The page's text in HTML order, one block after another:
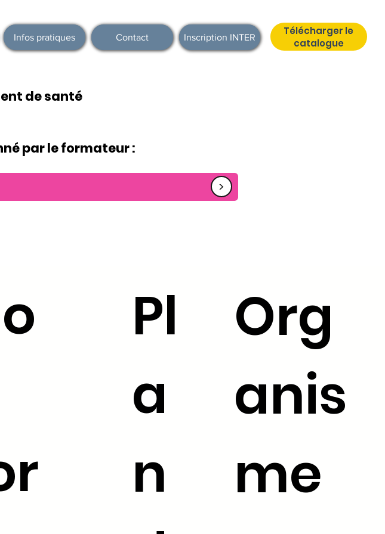
Infos pratiques Contact Inscription INTER
Télécharger le
catalogue
par le formateur :
<
de santé
Pl
a
n
Org
anis
me